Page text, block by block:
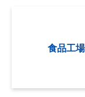
食品工